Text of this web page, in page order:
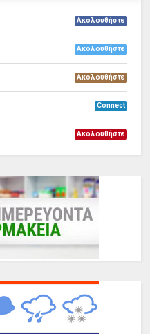
Ακολουθήστε
Ακολουθήστε
Ακολουθήστε
Connect
Ακολουθήστε